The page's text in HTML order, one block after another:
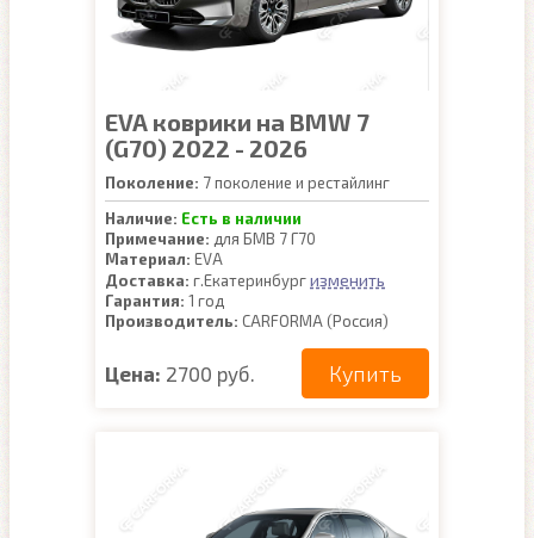
EVA коврики на BMW 7
(G70) 2022 - 2026
Поколение: 7 поколение и рестайлинг
Наличие: Есть в наличии
Примечание: для БМВ 7 Г70
Материал: EVA
Доставка: г.Екатеринбургизменить
Гарантия: 1 год
Производитель: CARFORMA (Россия)
Цена: 2700 руб. Купить